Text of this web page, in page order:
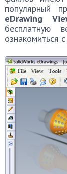
популярный
eDrawing
бесплатную
ознакомиться